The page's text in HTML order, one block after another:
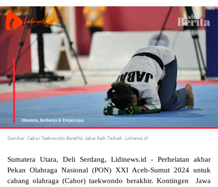
Gambar : Cabor Taekwondo Berakhir, Jabar Raih Terbaik. Lidinews.id
Sumatera Utara, Deli Serdang, Lidinews.id - Perhelatan akbar
Pekan Olahraga Nasional (PON) XXI Aceh-Sumut 2024 untuk
cabang olahraga (Cabor) taekwondo berakhir. Kontingen Jawa